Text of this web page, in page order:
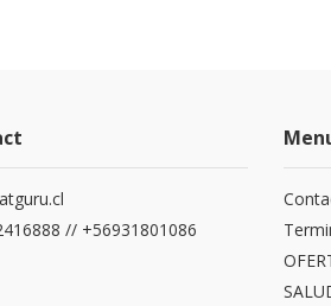
// +56931801086